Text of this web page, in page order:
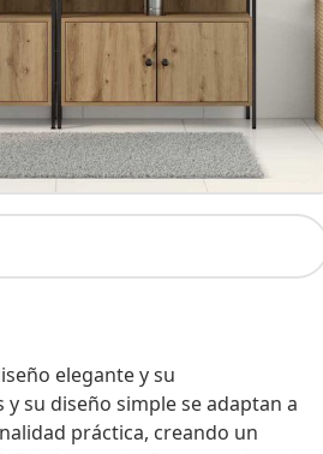
elegante y su
su diseño simple se adaptan a
práctica, creando un